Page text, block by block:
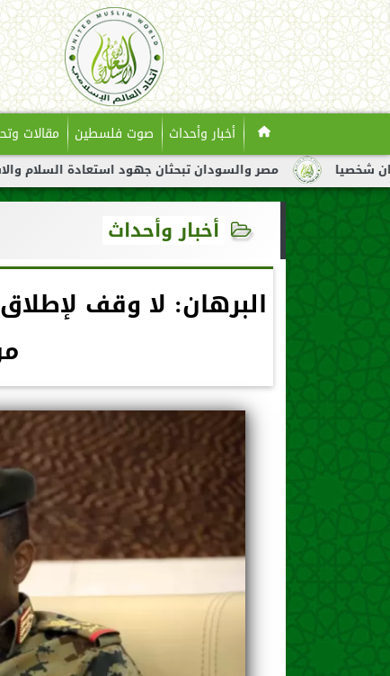
أخبار وأحداث صوت فلسطين مقالات
مصر والسودان تبحثان جهود استعادة السلام والاستقرار في
أخبار وأحداث
البرهان: لا وقف